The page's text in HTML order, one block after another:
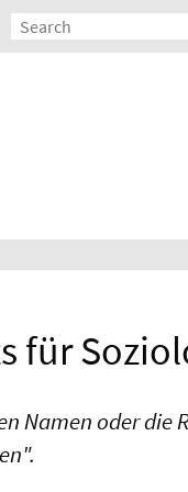
für
Namen oder die